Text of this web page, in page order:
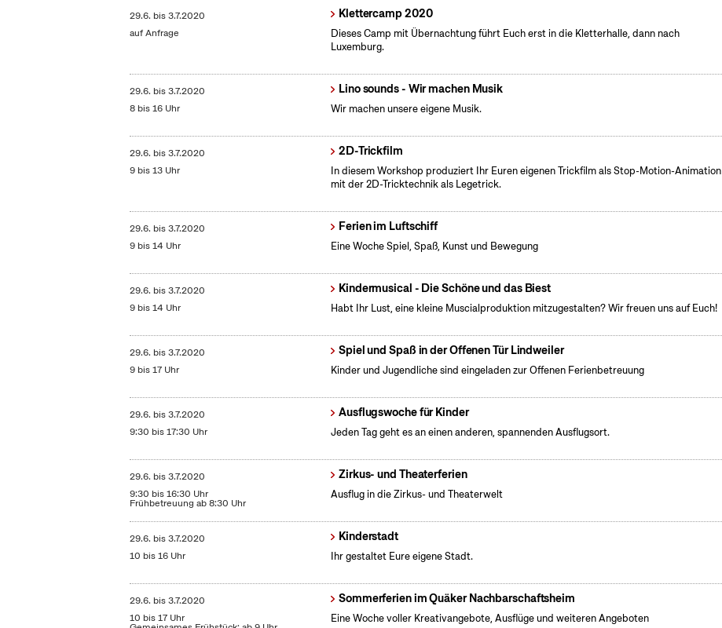
29.6. bis3.7.2020
auf Anfrage
Klettercamp 2020
Dieses Camp mit Übernachtung führt Euch erst in die Kletterhalle, dann nach
Luxemburg.
29.6. bis3.7.2020
8 bis 16 Uhr
Lino sounds - Wir machen Musik
Wir machen unsere eigene Musik.
29.6. bis3.7.2020
9 bis 13 Uhr
2D-Trickfilm
In diesem Workshop produziert Ihr Euren eigenen Trickfilm als Stop-Motion-Animation
mit der 2D-Tricktechnik als Legetrick.
29.6. bis3.7.2020
9 bis 14 Uhr
Ferien im Luftschiff
Eine Woche Spiel, Spaß, Kunst und Bewegung
29.6. bis3.7.2020
9 bis 14 Uhr
Kindermusical - Die Schöne und das Biest
Habt Ihr Lust, eine kleine Muscialproduktion mitzugestalten? Wir freuen uns auf Euch!
29.6. bis3.7.2020
9 bis 17 Uhr
Spiel und Spaß in der Offenen Tür Lindweiler
Kinder und Jugendliche sind eingeladen zur Offenen Ferienbetreuung
29.6. bis3.7.2020
9:30 bis 17:30 Uhr
Ausflugswoche für Kinder
Jeden Tag geht es an einen anderen, spannenden Ausflugsort.
29.6. bis3.7.2020
9:30 bis 16:30 Uhr
Frühbetreuung ab 8:30 Uhr
Zirkus- und Theaterferien
Ausflug in die Zirkus- und Theaterwelt
29.6. bis3.7.2020
10 bis 16 Uhr
Kinderstadt
Ihr gestaltet Eure eigene Stadt.
29.6. bis3.7.2020
10 bis 17 Uhr
Sommerferien im Quäker Nachbarschaftsheim
Eine Woche voller Kreativangebote, Ausflüge und weiteren Angeboten